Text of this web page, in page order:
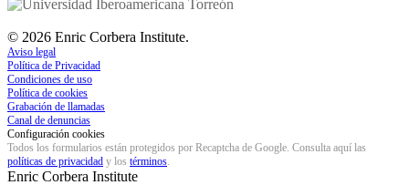
© 2026 Enric Corbera Institute.
Aviso legal
Política de Privacidad
Condiciones de uso
Política de cookies
Grabación de llamadas
Canal de denuncias
Configuración cookies
Todos los formularios están protegidos por Recaptcha de Google. Consulta aquí las
políticas de privacidad y los términos.
Enric Corbera Institute